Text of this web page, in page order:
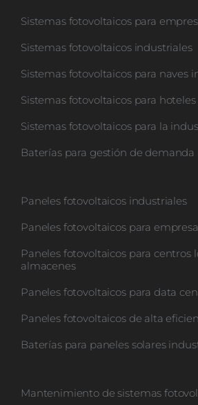
CONTACTO
Sistemas fotovoltaicos para
Sistemas fotovoltaicos industriales
Sistemas fotovoltaicos para naves
Sistemas fotovoltaicos para
Sistemas fotovoltaicos para la
Baterías para gestión de demanda
Paneles fotovoltaicos industriales
Paneles fotovoltaicos para
Paneles fotovoltaicos para centros
almacenes
Paneles fotovoltaicos para data
Paneles fotovoltaicos de alta
Baterías para paneles solares
Mantenimiento de sistemas